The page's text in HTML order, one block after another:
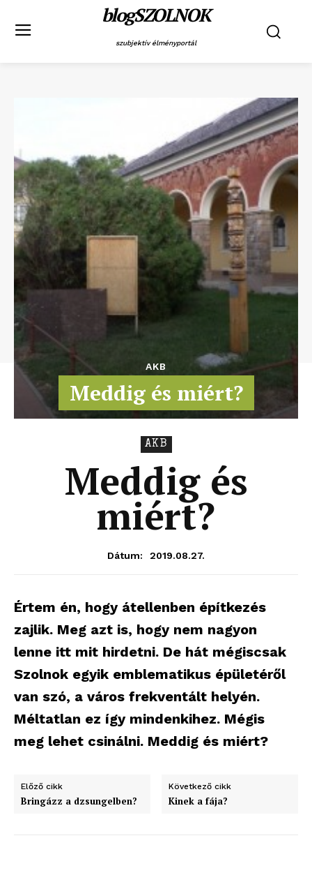
blogSZOLNOK
szubjektív élményportál
AKB
Meddig és miért?
AKB
Meddig és
miért?
Dátum: 2019.08.27.
Értem én, hogy átellenben építkezés
zajlik. Meg azt is, hogy nem nagyon
lenne itt mit hirdetni. De hát mégiscsak
Szolnok egyik emblematikus épületéről
van szó, a város frekventált helyén.
Méltatlan ez így mindenkihez. Mégis
meg lehet csinálni. Meddig és miért?
Előző cikk
Bringázz a dzsungelben?
Következő cikk
Kinek a fája?